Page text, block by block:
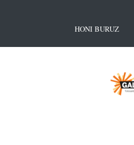
HONI BURUZ